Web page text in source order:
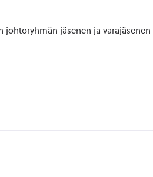
jäsenen ja varajäsenen